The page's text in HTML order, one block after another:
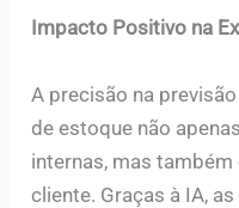
Impacto Positivo na
A precisão na
de estoque não
internas, mas também
cliente. Graças à IA,